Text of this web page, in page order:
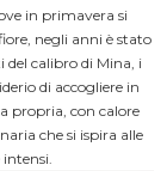
in primavera si
negli anni è stato
calibro di Mina, i
di accogliere in
propria, con calore
che si ispira alle